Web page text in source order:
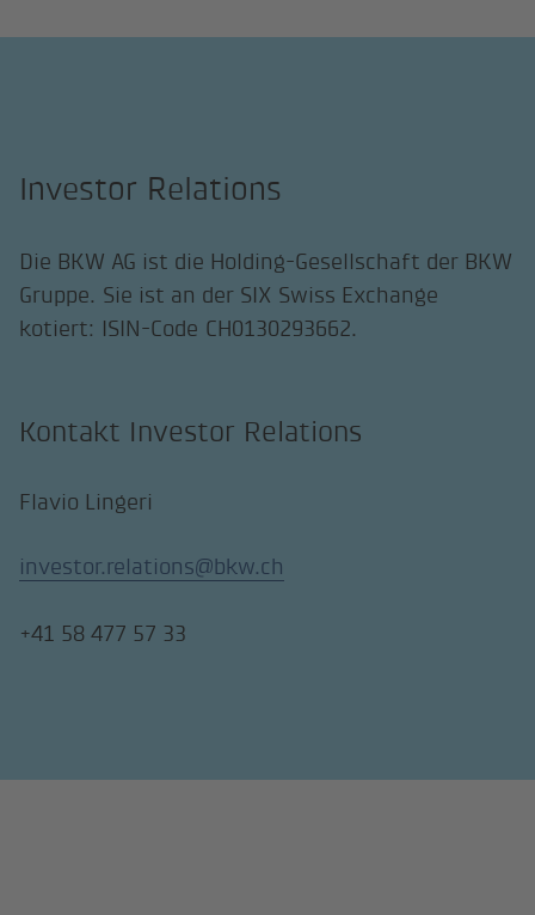
Investor Relations
Die BKW AG ist die Holding-Gesellschaft der BKW
Gruppe. Sie ist an der SIX Swiss Exchange
kotiert: ISIN-Code CH0130293662.
Kontakt Investor Relations
Flavio Lingeri
investor.relations@bkw.ch
+41 58 477 57 33